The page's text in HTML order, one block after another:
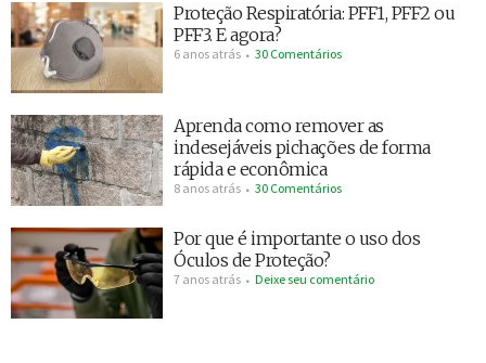
Proteção Respiratória: PFF1, PFF2 ou
PFF3. E agora?
6 anos atrás 30 Comentários
Aprenda como remover as
indesejáveis pichações de forma
rápida e econômica
8 anos atrás 30 Comentários
Por que é importante o uso dos
Óculos de Proteção?
7 anos atrás Deixe seu comentário